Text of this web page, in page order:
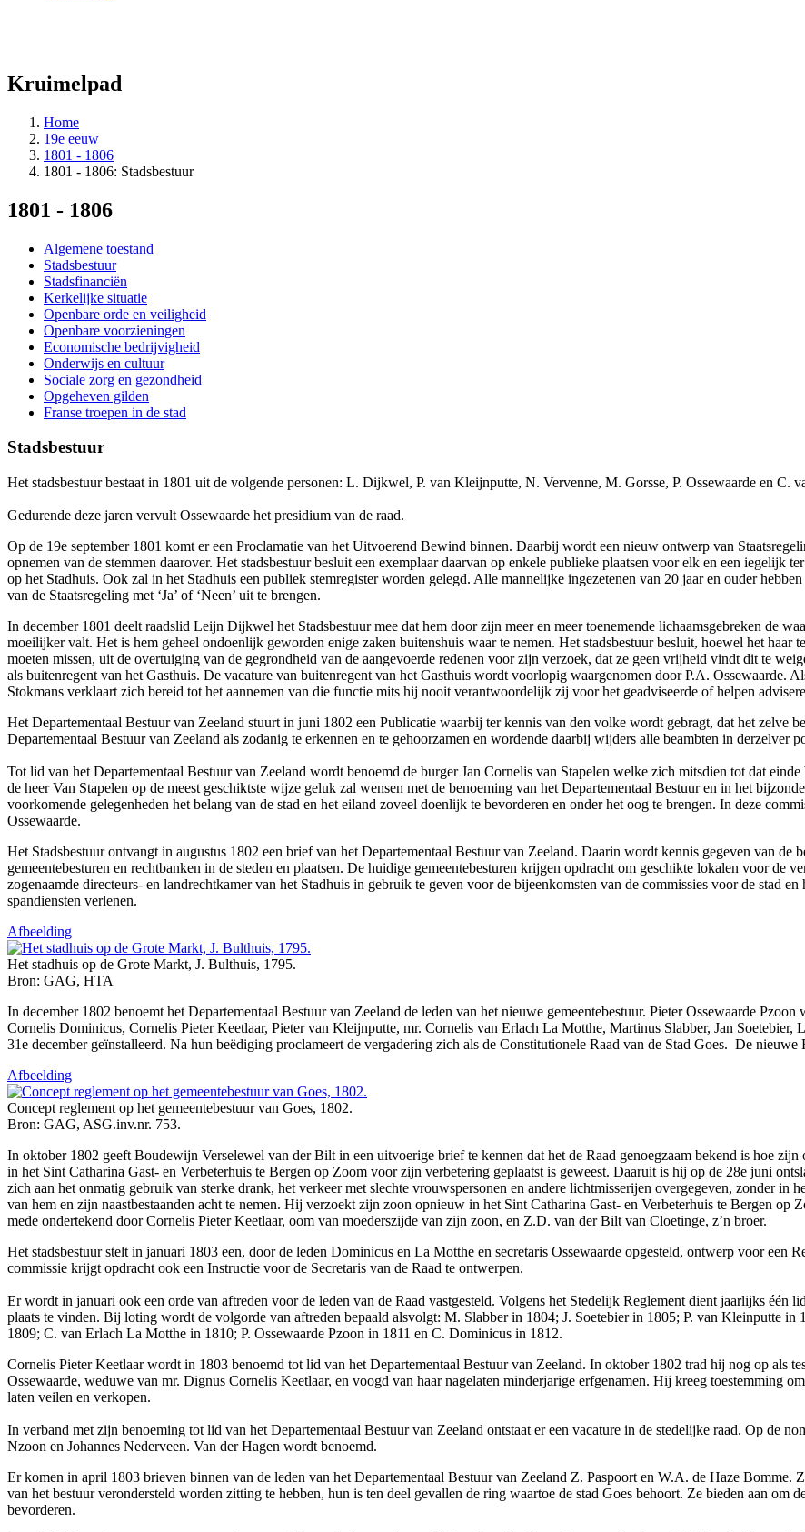
Kruimelpad
Home
19e eeuw
1801 - 1806
1801 - 1806: Stadsbestuur
1801 - 1806
Algemene toestand
Stadsbestuur
Stadsfinanciën
Kerkelijke situatie
Openbare orde en veiligheid
Openbare voorzieningen
Economische bedrijvigheid
Onderwijs en cultuur
Sociale zorg en gezondheid
Opgeheven gilden
Franse troepen in de stad
Stadsbestuur
Het stadsbestuur bestaat in 1801 uit de volgende personen: L. Dijkwel, P. van Kleijnputte, N. Vervenne, M. Gorsse, P. Ossewaarde en C.
Gedurende deze jaren vervult Ossewaarde het presidium van de raad.
Op de 19e september 1801 komt er een Proclamatie van het Uitvoerend Bewind binnen. Daarbij wordt een nieuw ontwerp van
opnemen van de stemmen daarover. Het stadsbestuur besluit een exemplaar daarvan op enkele publieke plaatsen voor elk en een iegelijk
op het Stadhuis. Ook zal in het Stadhuis een publiek stemregister worden gelegd. Alle mannelijke ingezetenen van 20 jaar en ouder
van de Staatsregeling met ‘Ja’ of ‘Neen’ uit te brengen.
In december 1801 deelt raadslid Leijn Dijkwel het Stadsbestuur mee dat hem door zijn meer en meer toenemende lichaamsgebreken de
moeilijker valt. Het is hem geheel ondoenlijk geworden enige zaken buitenshuis waar te nemen. Het stadsbestuur besluit, hoewel het haar
moeten missen, uit de overtuiging van de gegrondheid van de aangevoerde redenen voor zijn verzoek, dat ze geen vrijheid vindt dit te
als buitenregent van het Gasthuis. De vacature van buitenregent van het Gasthuis wordt voorlopig waargenomen door P.A. Ossewaarde.
Stokmans verklaart zich bereid tot het aannemen van die functie mits hij nooit verantwoordelijk zij voor het geadviseerde of helpen
Het Departementaal Bestuur van Zeeland stuurt in juni 1802 een Publicatie waarbij ter kennis van den volke wordt gebragt, dat het zelve
Departementaal Bestuur van Zeeland als zodanig te erkennen en te gehoorzamen en wordende daarbij wijders alle beambten in derzelver
Tot lid van het Departementaal Bestuur van Zeeland wordt benoemd de burger Jan Cornelis van Stapelen welke zich mitsdien tot dat
de heer Van Stapelen op de meest geschiktste wijze geluk zal wensen met de benoeming van het Departementaal Bestuur en in het
voorkomende gelegenheden het belang van de stad en het eiland zoveel doenlijk te bevorderen en onder het oog te brengen. In deze
Ossewaarde.
Het Stadsbestuur ontvangt in augustus 1802 een brief van het Departementaal Bestuur van Zeeland. Daarin wordt kennis gegeven van
gemeentebesturen en rechtbanken in de steden en plaatsen. De huidige gemeentebesturen krijgen opdracht om geschikte lokalen voor de
zogenaamde directeurs- en landrechtkamer van het Stadhuis in gebruik te geven voor de bijeenkomsten van de commissies voor de stad
spandiensten verlenen.
Afbeelding
Het stadhuis op de Grote Markt, J. Bulthuis, 1795.
Bron: GAG, HTA
In december 1802 benoemt het Departementaal Bestuur van Zeeland de leden van het nieuwe gemeentebestuur. Pieter Ossewaarde
Cornelis Dominicus, Cornelis Pieter Keetlaar, Pieter van Kleijnputte, mr. Cornelis van Erlach La Motthe, Martinus Slabber, Jan Soetebier,
31e december geïnstalleerd. Na hun beëdiging proclameert de vergadering zich als de Constitutionele Raad van de Stad Goes. De nieuwe
Afbeelding
Concept reglement op het gemeentebestuur van Goes, 1802.
Bron: GAG, ASG.inv.nr. 753.
In oktober 1802 geeft Boudewijn Verselewel van der Bilt in een uitvoerige brief te kennen dat het de Raad genoegzaam bekend is hoe
in het Sint Catharina Gast- en Verbeterhuis te Bergen op Zoom voor zijn verbetering geplaatst is geweest. Daaruit is hij op de 28e juni
zich aan het onmatig gebruik van sterke drank, het verkeer met slechte vrouwspersonen en andere lichtmisserijen overgegeven, zonder in
van hem en zijn naastbestaanden acht te nemen. Hij verzoekt zijn zoon opnieuw in het Sint Catharina Gast- en Verbeterhuis te Bergen
mede ondertekend door Cornelis Pieter Keetlaar, oom van moederszijde van zijn zoon, en Z.D. van der Bilt van Cloetinge, z’n broer.
Het stadsbestuur stelt in januari 1803 een, door de leden Dominicus en La Motthe en secretaris Ossewaarde opgesteld, ontwerp voor een
commissie krijgt opdracht ook een Instructie voor de Secretaris van de Raad te ontwerpen.
Er wordt in januari ook een orde van aftreden voor de leden van de Raad vastgesteld. Volgens het Stedelijk Reglement dient jaarlijks één
plaats te vinden. Bij loting wordt de volgorde van aftreden bepaald alsvolgt: M. Slabber in 1804; J. Soetebier in 1805; P. van Kleinputte
1809; C. van Erlach La Motthe in 1810; P. Ossewaarde Pzoon in 1811 en C. Dominicus in 1812.
Cornelis Pieter Keetlaar wordt in 1803 benoemd tot lid van het Departementaal Bestuur van Zeeland. In oktober 1802 trad hij nog op als
Ossewaarde, weduwe van mr. Dignus Cornelis Keetlaar, en voogd van haar nagelaten minderjarige erfgenamen. Hij kreeg toestemming
laten veilen en verkopen.
In verband met zijn benoeming tot lid van het Departementaal Bestuur van Zeeland ontstaat er een vacature in de stedelijke raad. Op de
Nzoon en Johannes Nederveen. Van der Hagen wordt benoemd.
Er komen in april 1803 brieven binnen van de leden van het Departementaal Bestuur van Zeeland Z. Paspoort en W.A. de Haze
van het bestuur verondersteld worden zitting te hebben, hun is ten deel gevallen de ring waartoe de stad Goes behoort. Ze bieden aan om
bevorderen.